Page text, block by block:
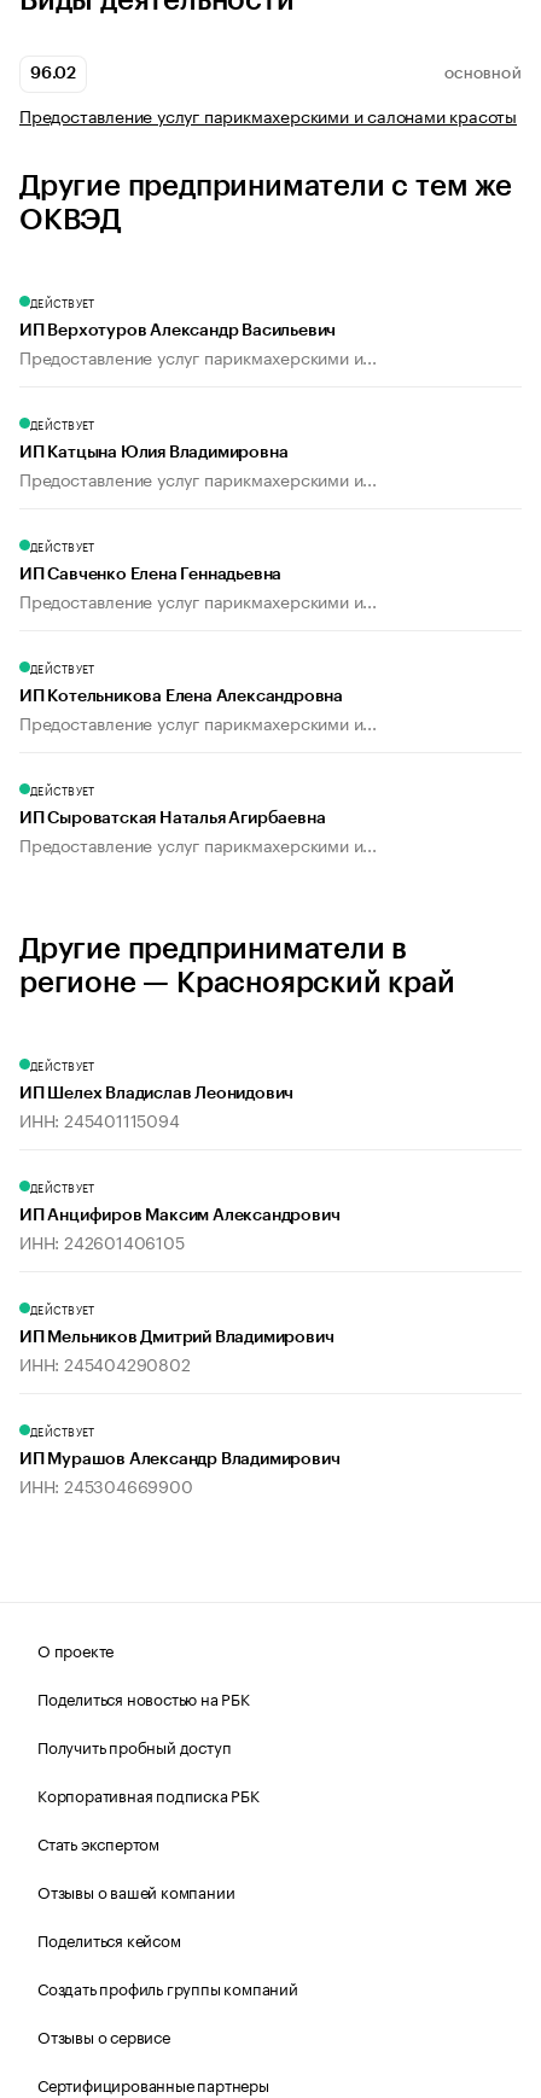
96.02 ОСНОВНОЙ
Предоставление услуг парикмахерскими и салонами красоты
Другие предприниматели с тем же
ОКВЭД
ДЕЙСТВУЕТ
ИП Верхотуров Александр Васильевич
Предоставление услуг парикмахерскими и...
ДЕЙСТВУЕТ
ИП Катцына Юлия Владимировна
Предоставление услуг парикмахерскими и...
ДЕЙСТВУЕТ
ИП Савченко Елена Геннадьевна
Предоставление услуг парикмахерскими и...
ДЕЙСТВУЕТ
ИП Котельникова Елена Александровна
Предоставление услуг парикмахерскими и...
ДЕЙСТВУЕТ
ИП Сыроватская Наталья Агирбаевна
Предоставление услуг парикмахерскими и...
Другие предприниматели в
регионе — Красноярский край
ДЕЙСТВУЕТ
ИП Шелех Владислав Леонидович
ИНН: 245401115094
ДЕЙСТВУЕТ
ИП Анцифиров Максим Александрович
ИНН: 242601406105
ДЕЙСТВУЕТ
ИП Мельников Дмитрий Владимирович
ИНН: 245404290802
ДЕЙСТВУЕТ
ИП Мурашов Александр Владимирович
ИНН: 245304669900
О проекте
Поделиться новостью на РБК
Получить пробный доступ
Корпоративная подписка РБК
Стать экспертом
Отзывы о вашей компании
Поделиться кейсом
Создать профиль группы компаний
Отзывы о сервисе
Сертифицированные партнеры